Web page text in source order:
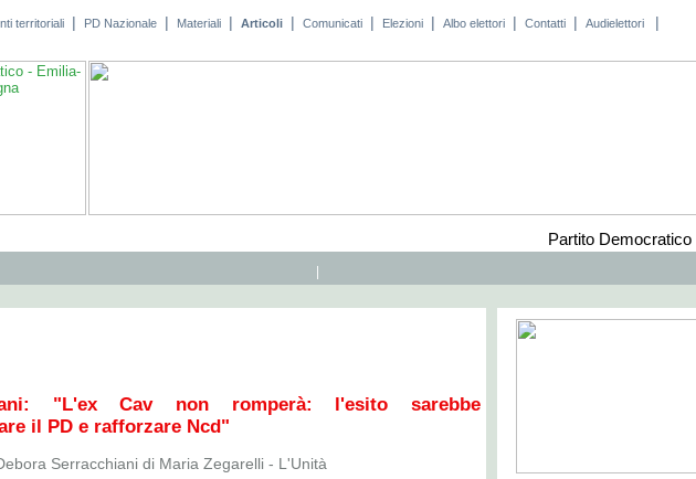
territoriali | PD Nazionale | Materiali | Articoli | Comunicati | Elezioni | Albo elettori | Contatti | Audielettori |
Partito Democratico
"L'ex Cav non romperà: l'esito sarebbe
il PD e rafforzare Ncd"
Serracchiani di Maria Zegarelli - L'Unità